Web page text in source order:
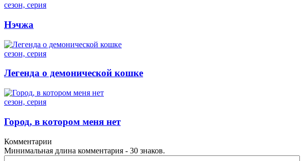
сезон, серия
Нэчжа
сезон, серия
Легенда о демонической кошке
сезон, серия
Город, в котором меня нет
Комментарии
Минимальная длина комментария - 30 знаков.